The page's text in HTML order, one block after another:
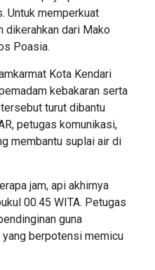
Untuk memperkuat
dikerahkan dari Mako
Poasia.
Kota Kendari
kebakaran serta
turut dibantu
petugas komunikasi,
membantu suplai air di
jam, api akhirnya
00.45 WITA. Petugas
guna
berpotensi memicu